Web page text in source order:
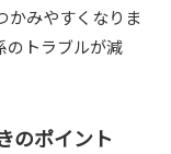
かみやすくなりま
のトラブルが減
のポイント